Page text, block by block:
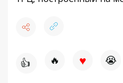
👍 🔥 ♥ 😭